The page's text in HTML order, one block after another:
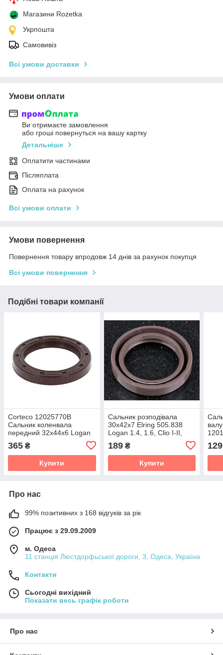
Магазини Rozetka
Укрпошта
Самовивіз
Всі умови доставки
Умови оплати
Ви отримаєте замовлення
або гроші повернуться на вашу картку
Детальніше
Оплатити частинами
Післяплата
Оплата на рахунок
Всі умови оплати
Умови повернення
Повернення товару впродовж 14 днів за рахунок покупця
Всі умови повернення
Подібні товари компанії
Corteco 12025770B
Сальник коленвала
передний 32х44х6 Logan
двигун 1.2 (D4F)
365 ₴
Купити
Сальник розподівала
30х42х7 Elring 505.838
Logan 1.4, 1.6, Clio I-II,
Kangoo, Megane, Rapid,
19 I-II
189₴
Купити
129
Про нас
99% позитивних з 168 відгуків за рік
Працює з 29.09.2009
м. Одеса
11 станція Люстдорфьської дороги, 3, Одеса, Україна
Контакти
Сьогодні вихідний
Показати весь графік роботи
Про нас